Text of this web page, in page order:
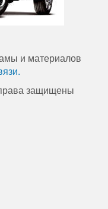
и материалов
защищены